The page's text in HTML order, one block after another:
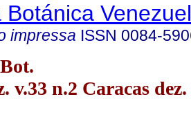
Botánica
impressa ISSN 0084-
v.33 n.2 Caracas